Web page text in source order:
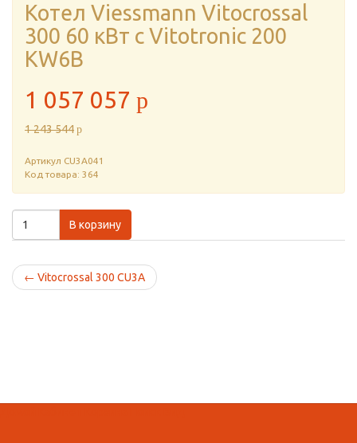
Котел Viessmann Vitocrossal
300 60 кВт с Vitotronic 200
KW6B
1 057 057 p
1 243 544 p
Артикул CU3A041
Код товара: 364
В корзину
← Vitocrossal 300 CU3A